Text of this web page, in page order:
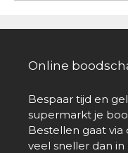
Online
Bespaar tijd en
supermarkt je
Bestellen gaat
veel sneller dan